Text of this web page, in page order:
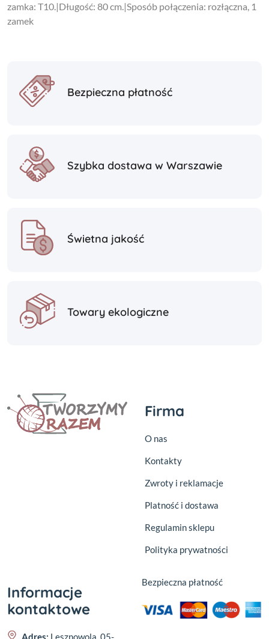
zamka: T10.|Długość: 80 cm.|Sposób połączenia: rozłączna, 1
zamek
Bezpieczna płatność
Szybka dostawa w Warszawie
Świetna jakość
Towary ekologiczne
Firma
O nas
Kontakty
Zwroty i reklamacje
Platność i dostawa
Regulamin sklepu
Polityka prywatności
Informacje
kontaktowe
Adres: Lesznowola, 05-
Bezpieczna płatność